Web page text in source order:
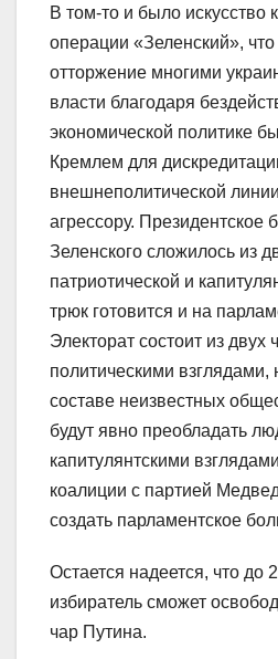
В том-то и было искусство
операции «Зеленский»,
отторжение многими
власти благодаря
экономической политике
Кремлем для
внешнеполитической
агрессору. Президентское
Зеленского сложилось из
патриотической и
трюк готовится и на
Электорат состоит из двух
политическими взглядами,
составе неизвестных
будут явно преобладать
капитулянтскими
коалиции с партией
создать парламентское
Остается надеется, что до
избиратель сможет
чар Путина.